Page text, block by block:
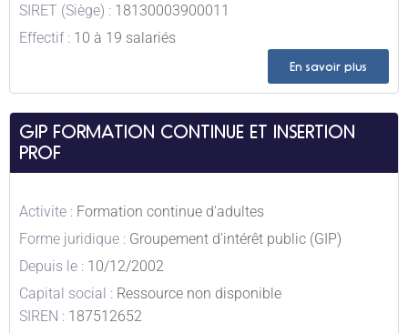
SIRET (Siège) : 18130003900011
Effectif : 10 à 19 salariés
En savoir plus
GIP FORMATION CONTINUE ET INSERTION
PROF
Activite : Formation continue d'adultes
Forme juridique : Groupement d'intérêt public (GIP)
Depuis le : 10/12/2002
Capital social : Ressource non disponible
SIREN : 187512652